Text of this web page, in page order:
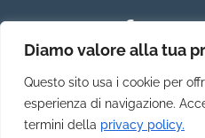
Diamo valore alla tua
Questo sito usa i cookie per
esperienza di navigazione.
termini della privacy policy.